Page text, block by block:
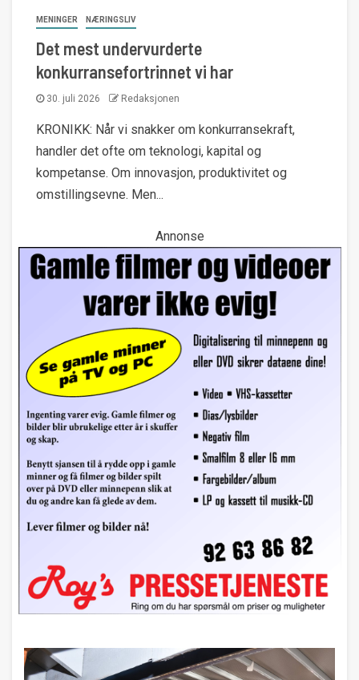
MENINGER NÆRINGSLIV
Det mest undervurderte
konkurransefortrinnet vi har
30. juli 2026 Redaksjonen
KRONIKK: Når vi snakker om konkurransekraft,
handler det ofte om teknologi, kapital og
kompetanse. Om innovasjon, produktivitet og
omstillingsevne. Men...
Annonse